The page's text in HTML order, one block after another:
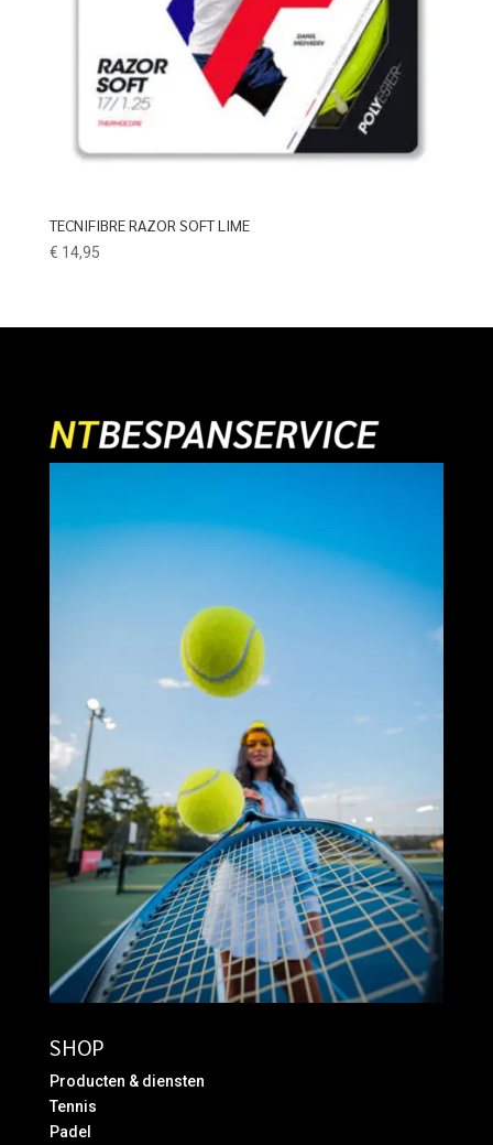
TECNIFIBRE RAZOR SOFT LIME
€ 14,95
SHOP
Producten & diensten
Tennis
Padel